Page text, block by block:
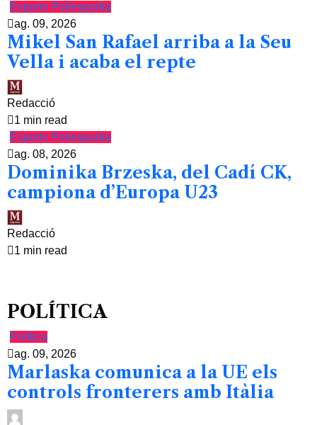
Esports Poliesportiu
ag. 09, 2026
Mikel San Rafael arriba a la Seu
Vella i acaba el repte
Redacció
1 min read
Esports Poliesportiu
ag. 08, 2026
Dominika Brzeska, del Cadí CK,
campiona d’Europa U23
Redacció
1 min read
POLÍTICA
Política
ag. 09, 2026
Marlaska comunica a la UE els
controls fronterers amb Itàlia